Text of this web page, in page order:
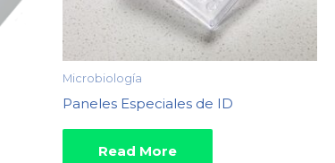
Microbiología
Paneles Especiales de ID
Read More